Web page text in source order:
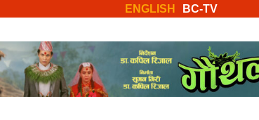
BC-TV
ENGLISH